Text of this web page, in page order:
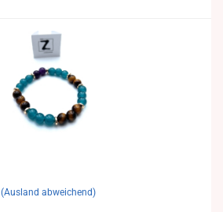
(Ausland abweichend)